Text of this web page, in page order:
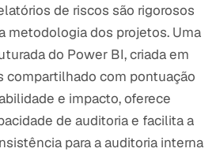
de riscos são rigorosos
metodologia dos projetos. Uma
do Power BI, criada em
compartilhado com pontuação
e impacto, oferece
de auditoria e facilita a
para a auditoria interna